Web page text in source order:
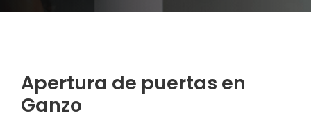
Apertura de puertas en
Ganzo